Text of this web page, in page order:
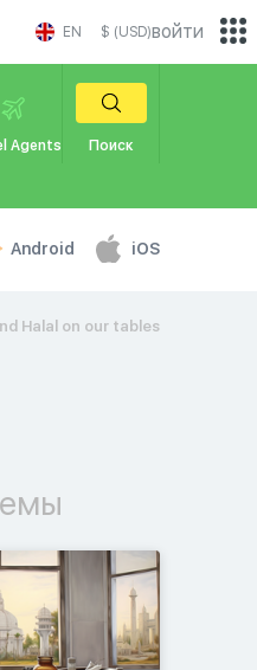
EN $ (USD)
Agents Поиск
Android iOS
войти
Halal on our tables